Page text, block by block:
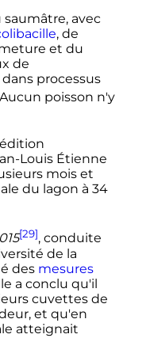
avec
, de
et du
de
processus
poisson n'y
Louis Étienne
mois et
du lagon à 34
[29], conduite
de la
des mesures
a conclu qu'il
cuvettes de
et qu'en
atteignait